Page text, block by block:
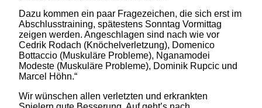
Dazu kommen ein paar Fragezeichen, die sich erst im
Abschlusstraining, spätestens Sonntag Vormittag
zeigen werden. Angeschlagen sind nach wie vor
Cedrik Rodach (Knöchelverletzung), Domenico
Bottaccio (Muskuläre Probleme), Nganamodei
Modeste (Muskuläre Probleme), Dominik Rupcic und
Marcel Höhn.“
Wir wünschen allen verletzten und erkrankten